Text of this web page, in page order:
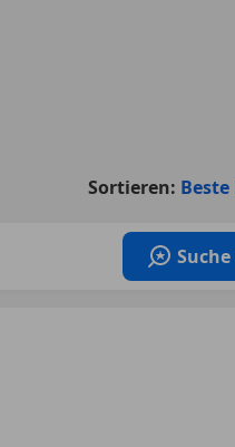
Sortieren: Beste